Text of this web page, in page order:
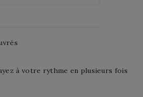
à votre rythme en plusieurs fois